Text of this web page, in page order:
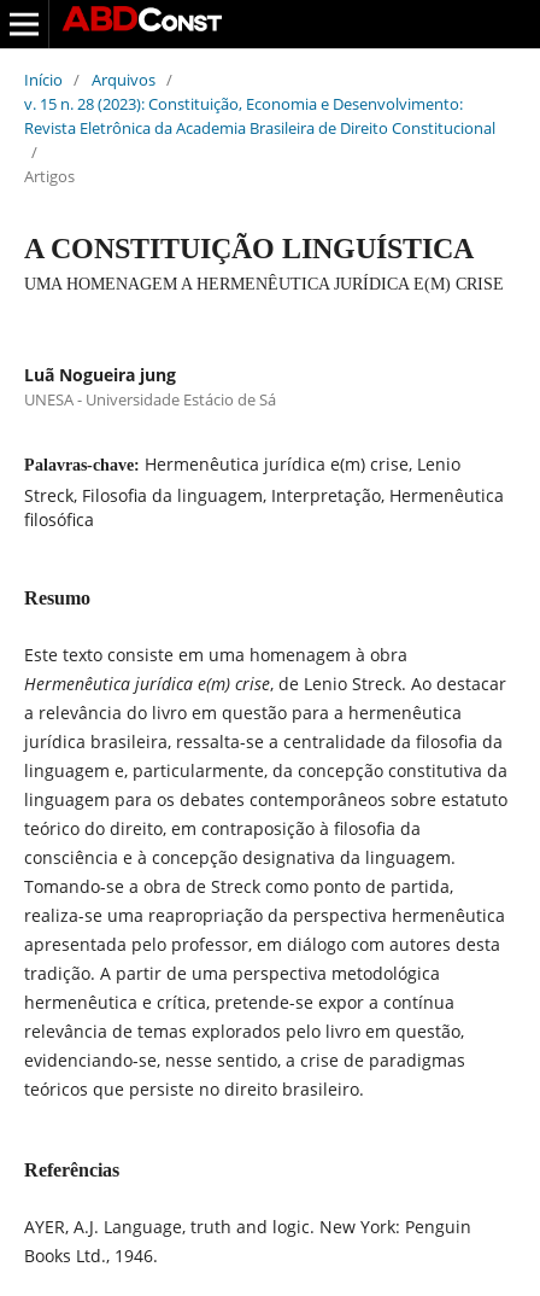
Início / Arquivos /
v. 15 n. 28 (2023): Constituição, Economia e Desenvolvimento:
Revista Eletrônica da Academia Brasileira de Direito Constitucional
/
Artigos
A CONSTITUIÇÃO LINGUÍSTICA
UMA HOMENAGEM A HERMENÊUTICA JURÍDICA E(M) CRISE
Luã Nogueira jung
UNESA - Universidade Estácio de Sá
Palavras-chave: Hermenêutica jurídica e(m) crise, Lenio
Streck, Filosofia da linguagem, Interpretação, Hermenêutica
filosófica
Resumo
Este texto consiste em uma homenagem à obra
Hermenêutica jurídica e(m) crise, de Lenio Streck. Ao destacar
a relevância do livro em questão para a hermenêutica
jurídica brasileira, ressalta-se a centralidade da filosofia da
linguagem e, particularmente, da concepção constitutiva da
linguagem para os debates contemporâneos sobre estatuto
teórico do direito, em contraposição à filosofia da
consciência e à concepção designativa da linguagem.
Tomando-se a obra de Streck como ponto de partida,
realiza-se uma reapropriação da perspectiva hermenêutica
apresentada pelo professor, em diálogo com autores desta
tradição. A partir de uma perspectiva metodológica
hermenêutica e crítica, pretende-se expor a contínua
relevância de temas explorados pelo livro em questão,
evidenciando-se, nesse sentido, a crise de paradigmas
teóricos que persiste no direito brasileiro.
Referências
AYER, A.J. Language, truth and logic. New York: Penguin
Books Ltd., 1946.